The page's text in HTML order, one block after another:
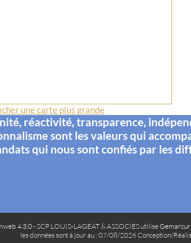
une carte plus grande
réactivité, transparence,
sont les valeurs qui
qui nous sont confiés par les
4.3.0- SCP LOUIS-LAGEAT & ASSOCIES utilise
les données sont à jour au : 07/08/2026 Conception/